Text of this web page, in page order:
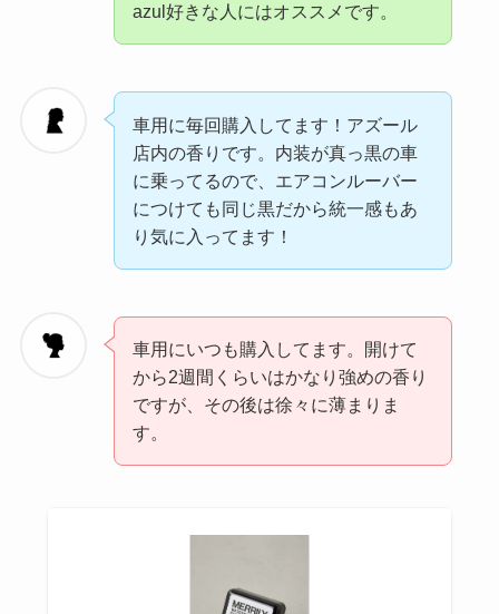
azul好きな人にはオススメです。
車用に毎回購入してます！アズール
店内の香りです。内装が真っ黒の車
に乗ってるので、エアコンルーバー
につけても同じ黒だから統一感もあ
り気に入ってます！
車用にいつも購入してます。開けて
から2週間くらいはかなり強めの香り
ですが、その後は徐々に薄まりま
す。